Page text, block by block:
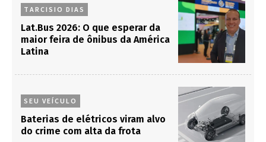
TARCISIO DIAS
Lat.Bus 2026: O que esperar da
maior feira de ônibus da América
Latina
SEU VEÍCULO
Baterias de elétricos viram alvo
do crime com alta da frota